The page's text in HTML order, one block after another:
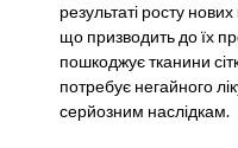
результаті росту
що призводить до їх
пошкоджує тканини
потребує негайного
серйозним наслідкам.